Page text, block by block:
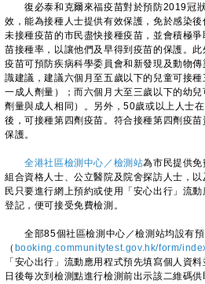
復必泰和克爾來福疫苗對於預防2019冠狀
效，能為接種人士提供有效保護，免於感染
未接種疫苗的市民盡快接種疫苗，並會積極
苗接種率，以讓他們及早得到疫苗的保護。
疫苗可預防疾病科學委員會和新發現及動物
識建議，建議六個月至五歲以下的兒童可接
一成人劑量）；而六個月大至三歲以下的幼
劑量與成人相同）。另外，50歲或以上人士
後，可接種第四劑疫苗。符合接種第四劑疫
保護。
全港社區檢測中心／檢測站為市民提供
組合資格人士、公立醫院及院舍探訪人士，
民只要進行網上預約或使用「安心出行」流
登記，便可接受免費檢測。
全部85個社區檢測中心／檢測站均設有預
（ booking.communitytest.gov.hk/form/
「安心出行」流動應用程式預先填寫個人資
日後每次到檢測點進行檢測前出示該二維碼